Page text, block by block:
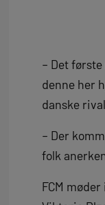
– Det
denne her
danske
– Der
folk
FCM